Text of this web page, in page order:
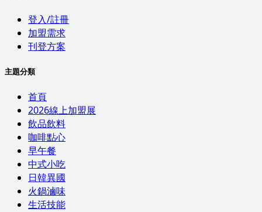
登入/註冊
加盟需求
刊登方案
主題分類
首頁
2026線上加盟展
飲品飲料
咖啡點心
早午餐
中式小吃
日韓異國
火鍋滷味
生活技能